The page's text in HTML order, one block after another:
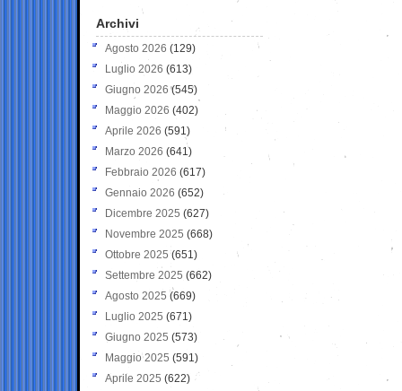
Archivi
Agosto 2026 (129)
Luglio 2026 (613)
Giugno 2026 (545)
Maggio 2026 (402)
Aprile 2026 (591)
Marzo 2026 (641)
Febbraio 2026 (617)
Gennaio 2026 (652)
Dicembre 2025 (627)
Novembre 2025 (668)
Ottobre 2025 (651)
Settembre 2025 (662)
Agosto 2025 (669)
Luglio 2025 (671)
Giugno 2025 (573)
Maggio 2025 (591)
Aprile 2025 (622)